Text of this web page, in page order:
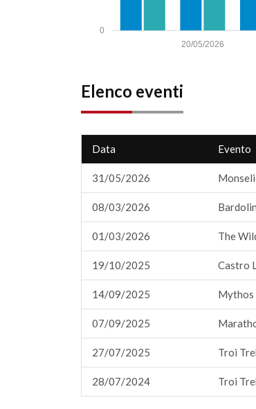
0
20/05/2026
Elenco eventi
Data Evento
31/05/2026
08/03/2026
01/03/2026 The
19/10/2025 Castro
14/09/2025 Mythos
07/09/2025
27/07/2025 Troi
28/07/2024 Troi